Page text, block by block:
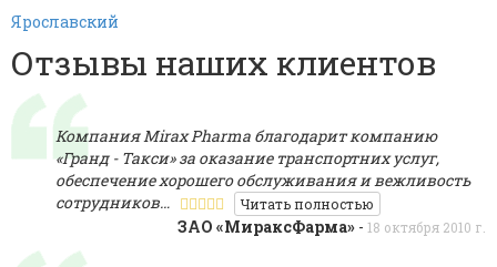
Ярославский
Отзывы наших клиентов
Компания Mirах Pharma благодарит компанию
«Гранд - Такси» за оказание транспортних услуг,
обеспечение хорошего обслуживания и вежливость
сотрудников…
Читать полностью
ЗАО «МираксФарма» - 18 октября 2010 г.